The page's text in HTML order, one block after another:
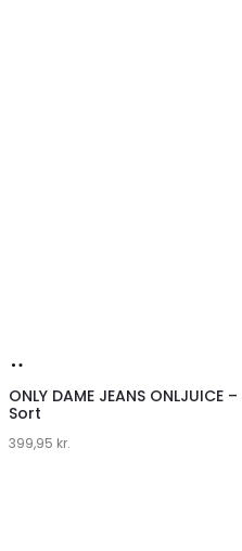
hos
ONLY DAME JEANS
Sort
399,95 kr.